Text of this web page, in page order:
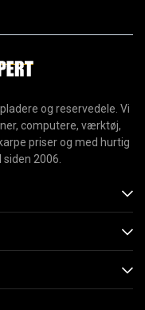
og reservedele. Vi
computere, værktøj,
priser og med hurtig
siden 2006.